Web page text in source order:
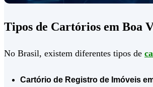
Tipos de Cartórios em Boa
No Brasil, existem diferentes tipos de
Cartório de Registro de Imóveis